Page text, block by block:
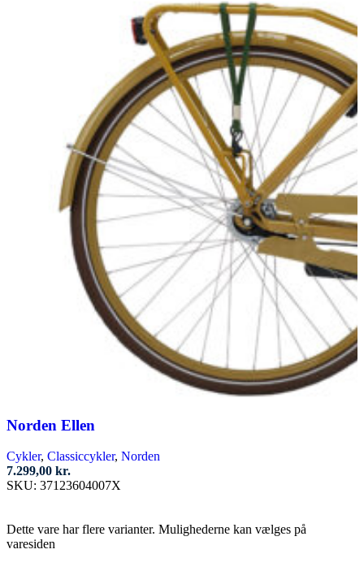
Norden Ellen
Cykler, Classiccykler, Norden
7.299,00 kr.
SKU: 37123604007X
Dette vare har flere varianter. Mulighederne kan vælges på
varesiden